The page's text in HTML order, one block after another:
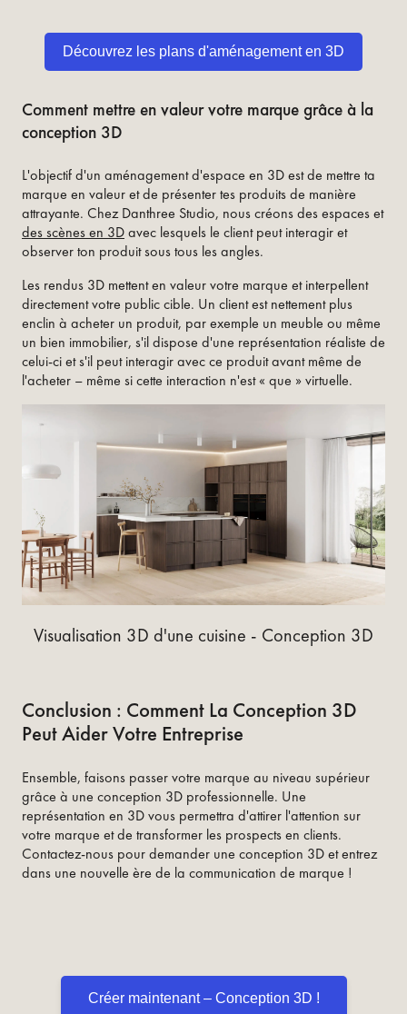
Découvrez les plans d'aménagement en 3D
Comment mettre en valeur votre marque grâce à la
conception 3D
L'objectif d'un aménagement d'espace en 3D est de mettre ta
marque en valeur et de présenter tes produits de manière
attrayante. Chez Danthree Studio, nous créons des espaces et
des scènes en 3Davec lesquels le client peut interagir et
observer ton produit sous tous les angles.
Les rendus 3D mettent en valeur votre marque et interpellent
directement votre public cible. Un client est nettement plus
enclin à acheter un produit, par exemple un meuble ou même
un bien immobilier, s'il dispose d'une représentation réaliste de
celui-ci et s'il peut interagir avec ce produit avant même de
l'acheter – même si cette interaction n'est « que » virtuelle.
Visualisation 3D d'une cuisine - Conception 3D
Conclusion : Comment La Conception 3D
Peut Aider Votre Entreprise
Ensemble, faisons passer votre marque au niveau supérieur
grâce à une conception 3D professionnelle. Une
représentation en 3D vous permettra d'attirer l'attention sur
votre marque et de transformer les prospects en clients.
Contactez-nous pour demander une conception 3D et entrez
dans une nouvelle ère de la communication de marque !
Créer maintenant – Conception 3D !